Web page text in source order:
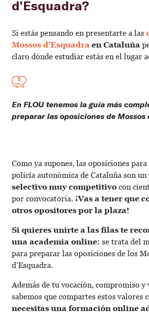
d’Esquadra?
Si estás pensando en presentarte a las
Mossos d’Esquadra en Cataluña
claro dónde estudiar estás en el lugar
En FLOU tenemos la guía más
preparar las oposiciones de Mossos
Como ya supones, las oposiciones
policía autonómica de Cataluña son un
selectivo muy competitivo con
por convocatoria. ¡Vas a tener que
otros opositores por la plaza!
Si quieres unirte a las filas te
una academia online: se trata del
para preparar las oposiciones de los
d’Esquadra.
Además de tu vocación, compromiso y
sabemos que compartes estos valores
necesitas una formación online